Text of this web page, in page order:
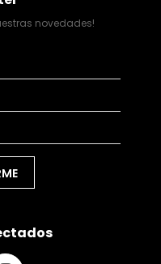
novedades!